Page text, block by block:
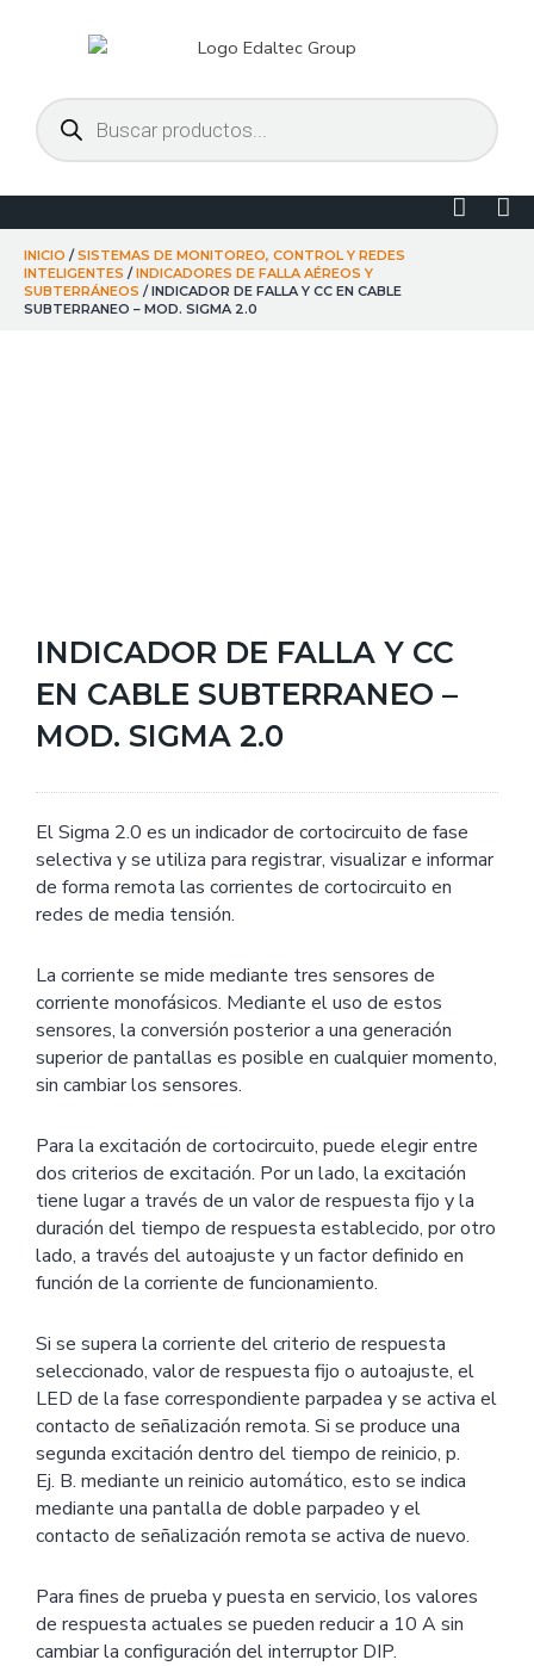
Búsqueda
de
productos
in
INICIO /SISTEMAS DE MONITOREO, CONTROL Y REDES
INTELIGENTES /INDICADORES DE FALLA AÉREOS Y
SUBTERRÁNEOS / INDICADOR DE FALLA Y CC EN CABLE
SUBTERRANEO – MOD. SIGMA 2.0
INDICADOR DE FALLA Y CC
EN CABLE SUBTERRANEO –
MOD. SIGMA 2.0
El Sigma 2.0 es un indicador de cortocircuito de fase
selectiva y se utiliza para registrar, visualizar e informar
de forma remota las corrientes de cortocircuito en
redes de media tensión.
La corriente se mide mediante tres sensores de
corriente monofásicos. Mediante el uso de estos
sensores, la conversión posterior a una generación
superior de pantallas es posible en cualquier momento,
sin cambiar los sensores.
Para la excitación de cortocircuito, puede elegir entre
dos criterios de excitación. Por un lado, la excitación
tiene lugar a través de un valor de respuesta fijo y la
duración del tiempo de respuesta establecido, por otro
lado, a través del autoajuste y un factor definido en
función de la corriente de funcionamiento.
Si se supera la corriente del criterio de respuesta
seleccionado, valor de respuesta fijo o autoajuste, el
LED de la fase correspondiente parpadea y se activa el
contacto de señalización remota. Si se produce una
segunda excitación dentro del tiempo de reinicio, p.
Ej. B. mediante un reinicio automático, esto se indica
mediante una pantalla de doble parpadeo y el
contacto de señalización remota se activa de nuevo.
Para fines de prueba y puesta en servicio, los valores
de respuesta actuales se pueden reducir a 10 A sin
cambiar la configuración del interruptor DIP.